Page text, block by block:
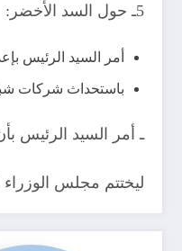
5ـ حول السد الأخضر:
أمر السيد الرئيس
باستحداث شركات
ـ أمر السيد الرئيس
ليختتم مجلس